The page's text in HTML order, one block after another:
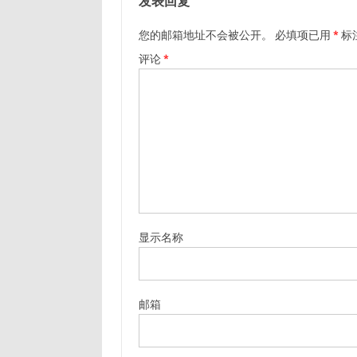
您的邮箱地址不会被公开。 必填项已用 * 标
评论*
显示名称
邮箱